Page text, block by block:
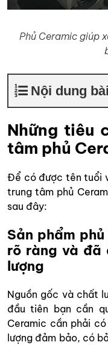
Phủ Ceramic giúp
Nội dung
Những tiêu
tâm phủ
Để có được tên tuổi
trung tâm phủ
sau đây:
Sản phẩm
rõ ràng và đã
lượng
Nguồn gốc và chất
đầu tiên bạn cần
Ceramic cần phải
lượng đảm bảo, có